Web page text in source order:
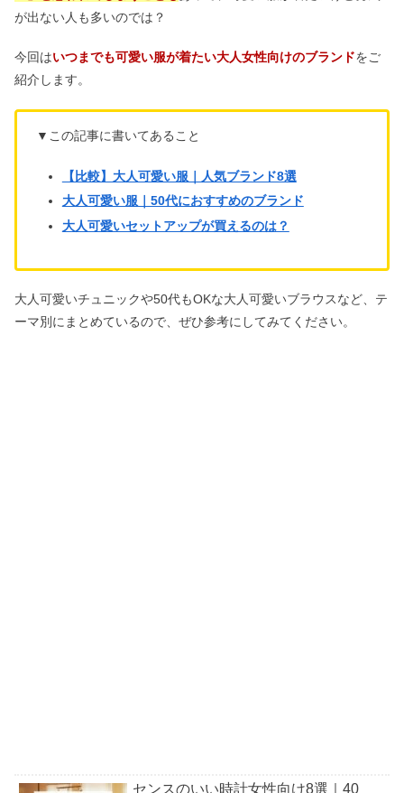
が出ない人も多いのでは？
今回はいつまでも可愛い服が着たい大人女性向けのブランドをご
紹介します。
▼この記事に書いてあること
【比較】大人可愛い服｜人気ブランド8選
大人可愛い服｜50代におすすめのブランド
大人可愛いセットアップが買えるのは？
大人可愛いチュニックや50代もOKな大人可愛いブラウスなど、テ
ーマ別にまとめているので、ぜひ参考にしてみてください。
センスのいい時計女性向け8選｜40